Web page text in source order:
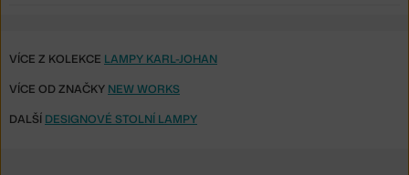
VÍCE Z KOLEKCE LAMPY KARL-JOHAN
VÍCE OD ZNAČKY NEW WORKS
DALŠÍ DESIGNOVÉ STOLNÍ LAMPY